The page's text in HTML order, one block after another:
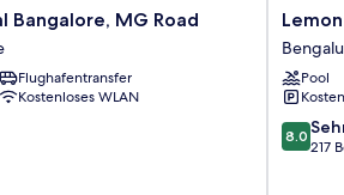
Bangalore, MG Road
Flughafentransfer
Kostenloses WLAN
Lemon
Tree
Premier,
Ulsoor
Lake,
Pool
8.0
von
8.0
217